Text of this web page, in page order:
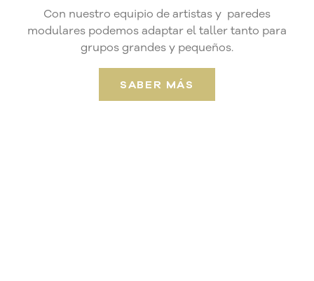
Con nuestro equipio de artistas y paredes
modulares podemos adaptar el taller tanto para
grupos grandes y pequeños.
SABER MÁS